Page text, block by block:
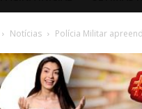
Notícias Polícia Militar